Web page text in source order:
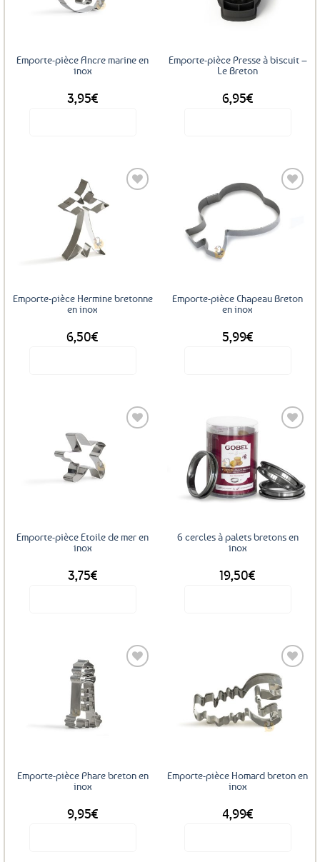
Emporte-pièce Ancre marine en
inox
3,95€
Emporte-pièce Presse à biscuit –
Le Breton
6,95€
Emporte-pièce Hermine bretonne
en inox
6,50€
Ajouter
Emporte-pièce Chapeau Breton
en inox
5,99€
Emporte-pièce Etoile de mer en
inox
3,75€
aux
favoris
6 cercles à palets bretons en
inox
19,50€
Emporte-pièce Phare breton en
inox
9,95€
Ajouter
aux
favoris
Emporte-pièce Homard breton en
inox
4,99€